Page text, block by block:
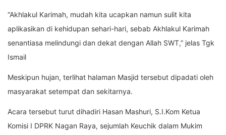
“Akhlakul Karimah, mudah kita ucapkan namun sulit kita
aplikasikan di kehidupan sehari-hari, sebab Akhlakul Karimah
senantiasa melindungi dan dekat dengan Allah SWT,” jelas Tgk
Ismail
Meskipun hujan, terlihat halaman Masjid tersebut dipadati oleh
masyarakat setempat dan sekitarnya.
Acara tersebut turut dihadiri Hasan Mashuri, S.I.Kom Ketua
Komisi I DPRK Nagan Raya, sejumlah Keuchik dalam Mukim